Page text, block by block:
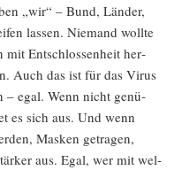
„wir“ – Bund, Län­der,
las­sen. Nie­mand woll­te
mit Ent­schlos­sen­heit her­
Auch das ist für das Virus
– egal. Wenn nicht genü­
es sich aus. Und wenn
Mas­ken getra­gen,
aus. Egal, wer mit wel­